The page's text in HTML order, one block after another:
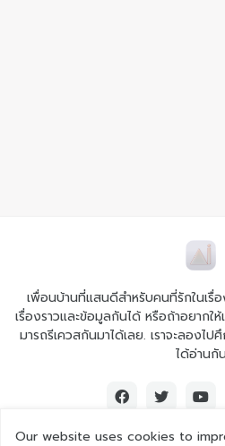
เพื่อนบ้านที่แสนดีสำหรับคนที่รักในเรื่
เรื่องราวและข้อมูลกันได้ หรือถ้าอยากให้
มารถรีเควสกันมาได้เลย. เราจะลองไป
ได้อ่านกัน
Our website uses cookies to